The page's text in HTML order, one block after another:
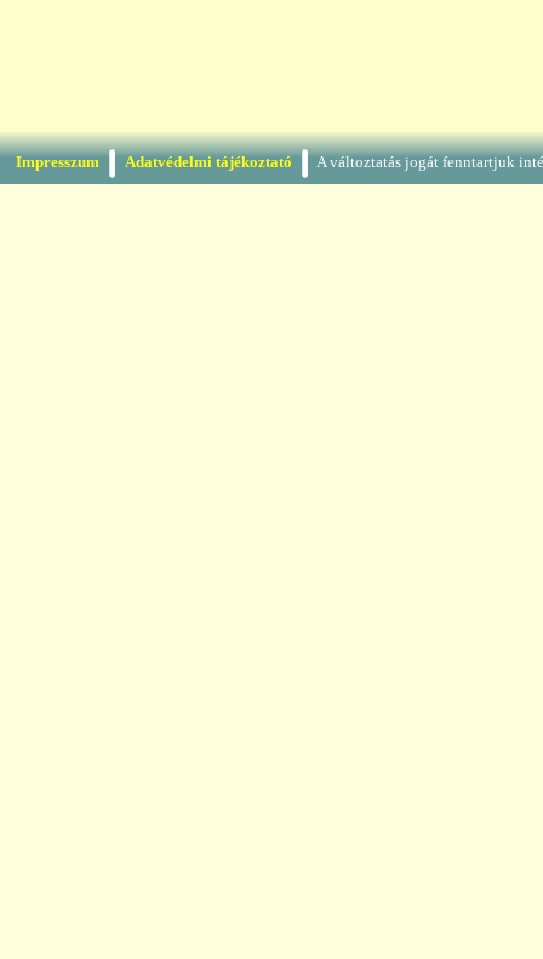
Impresszum Adatvédelmi tájékoztató A változtatás jogát fenntartjuk